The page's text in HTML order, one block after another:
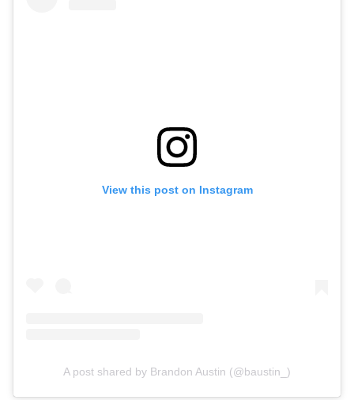
View this post on Instagram
A post shared by Brandon Austin (@baustin_)